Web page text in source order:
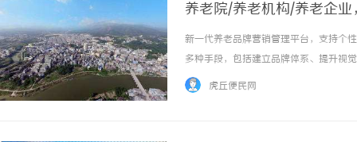
养老院/养老机构/养老企
新一代养老品牌营销管理平台，支持个
多种手段，包括建立品牌体系、提升视
站、轻量商业广告、网站、小程序、
虎丘便民网